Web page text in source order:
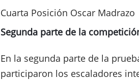
Cuarta Posición Oscar Madrazo
Segunda parte de la
En la segunda parte de la
participaron los escaladores